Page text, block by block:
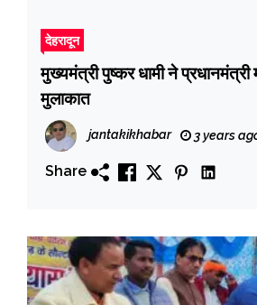
देहरादून
मुख्यमंत्री पुष्कर धामी ने प्रधानमंत्री
मुलाकात
jantakikhabar 3 years
Share